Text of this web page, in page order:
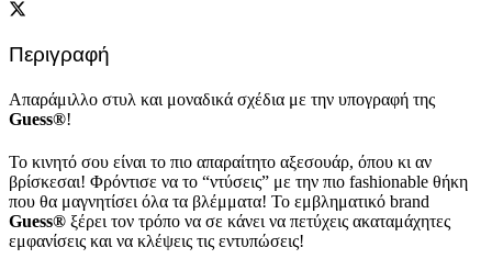
Περιγραφή
Απαράμιλλο στυλ και μοναδικά σχέδια με την υπογραφή της
Guess®!
Το κινητό σου είναι το πιο απαραίτητο αξεσουάρ, όπου κι αν
βρίσκεσαι! Φρόντισε να το “ντύσεις” με την πιο fashionable θήκη
που θα μαγνητίσει όλα τα βλέμματα! Το εμβληματικό brand
Guess® ξέρει τον τρόπο να σε κάνει να πετύχεις ακαταμάχητες
εμφανίσεις και να κλέψεις τις εντυπώσεις!